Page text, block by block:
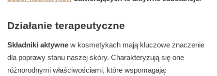
Działanie terapeutyczne
Składniki aktywne w kosmetykach mają kluczowe znaczenie
dla poprawy stanu naszej skóry. Charakteryzują się one
różnorodnymi właściwościami, które wspomagają: